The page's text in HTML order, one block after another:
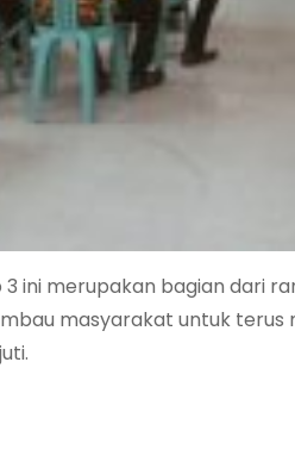
3 ini merupakan bagian dari
masyarakat untuk